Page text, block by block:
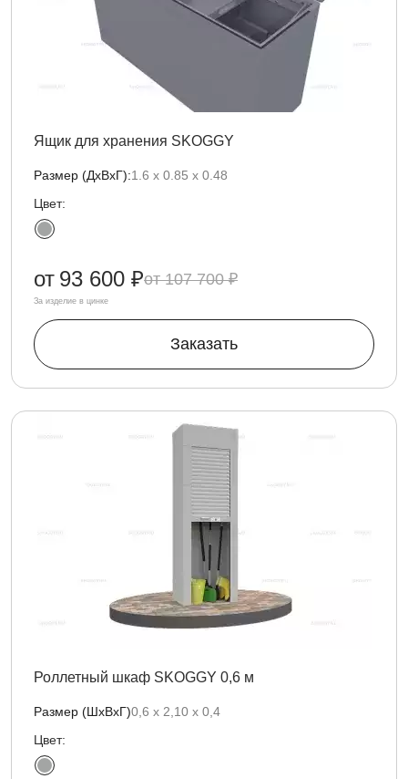
Ящик для хранения SKOGGY
Размер (ДxВxГ):1.6 х 0.85 x 0.48
Цвет:
107 700 ₽
от 93 600 ₽
За изделие в цинке
Заказать
Роллетный шкаф SKOGGY 0,6 м
Размер (ШхВхГ)0,6 х 2,10 х 0,4
Цвет: